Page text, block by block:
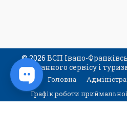
© 2026 ВСП Івано-
ресторанного сервісу і
Головна
Графік роботи